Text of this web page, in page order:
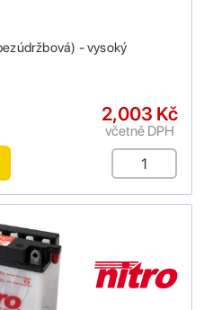
- vysoký
2,003 Kč
včetně DPH